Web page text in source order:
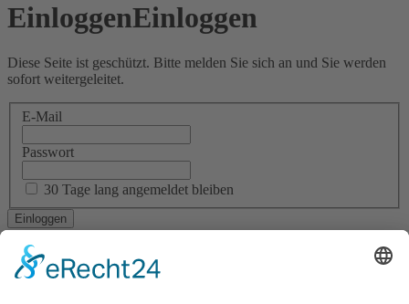
EinloggenEinloggen
Diese Seite ist geschützt. Bitte melden Sie sich an und Sie werden
sofort weitergeleitet.
E-Mail
Passwort
30 Tage lang angemeldet bleiben
Ich habe mein Passwort vergessen
Navigation